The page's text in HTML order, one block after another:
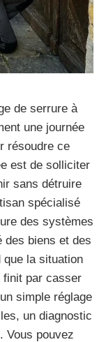
de serrure à
une journée
résoudre ce
est de solliciter
sans détruire
spécialisé
des systèmes
des biens et des
que la situation
finit par casser
simple réglage
un diagnostic
Vous pouvez